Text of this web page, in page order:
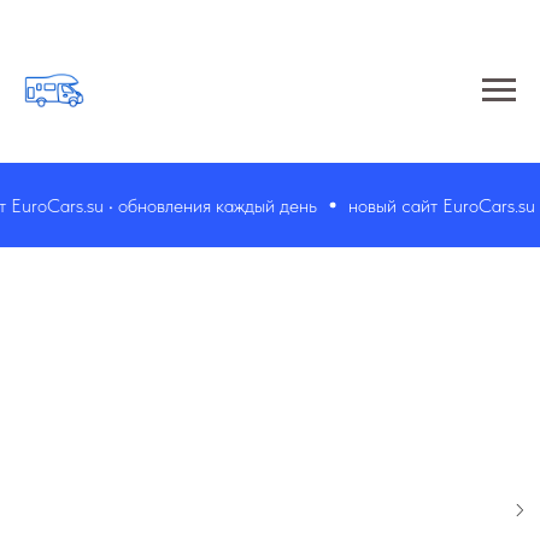
• обновления каждый день новый сайт EuroCars.su •